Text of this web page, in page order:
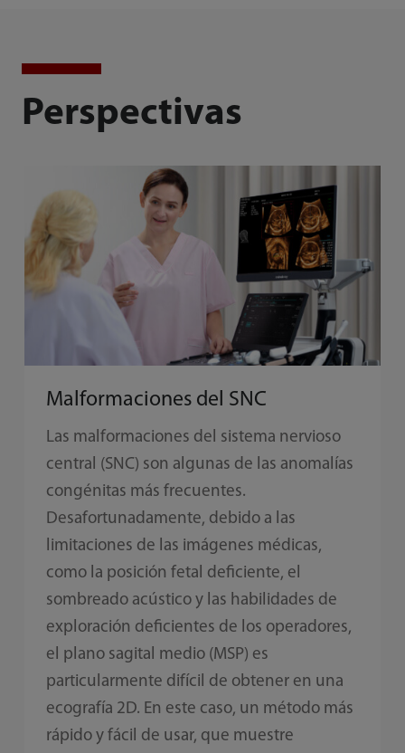
Perspectivas
Malformaciones del SNC
Las malformaciones del sistema nervioso
central (SNC) son algunas de las anomalías
congénitas más frecuentes.
Desafortunadamente, debido a las
limitaciones de las imágenes médicas,
como la posición fetal deficiente, el
sombreado acústico y las habilidades de
exploración deficientes de los operadores,
el plano sagital medio (MSP) es
particularmente difícil de obtener en una
ecografía 2D. En este caso, un método más
rápido y fácil de usar, que muestre